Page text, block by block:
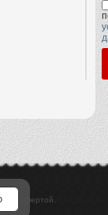
офертой.